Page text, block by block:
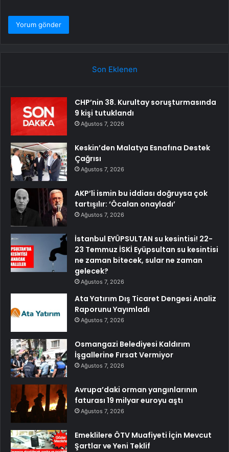
Son Eklenen
CHP’nin 38. Kurultay soruşturmasında
9 kişi tutuklandı
Ağustos 7, 2026
Keskin’den Malatya Esnafına Destek
Çağrısı
Ağustos 7, 2026
AKP’li ismin bu iddiası doğruysa çok
tartışılır: ‘Öcalan onayladı’
Ağustos 7, 2026
İstanbul EYÜPSULTAN su kesintisi! 22-
23 Temmuz İSKİ Eyüpsultan su kesintisi
ne zaman bitecek, sular ne zaman
gelecek?
Ağustos 7, 2026
Ata Yatırım Dış Ticaret Dengesi Analiz
Raporunu Yayımladı
Ağustos 7, 2026
Osmangazi Belediyesi Kaldırım
İşgallerine Fırsat Vermiyor
Ağustos 7, 2026
Avrupa’daki orman yangınlarının
faturası 19 milyar euroyu aştı
Ağustos 7, 2026
Emeklilere ÖTV Muafiyeti İçin Mevcut
Şartlar ve Yeni Teklif